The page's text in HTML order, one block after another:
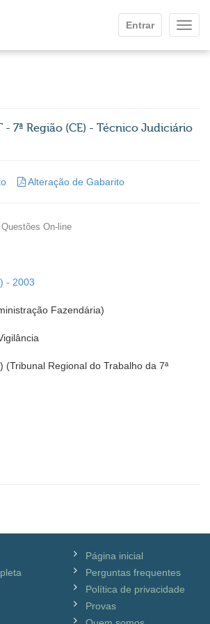
Entrar
- 7ª Região (CE) - Técnico Judiciário
Alteração de Gabarito
Questões On-line
- 2003
Fazendária)
(Tribunal Regional do Trabalho da 7ª
Página inicial
Perguntas frequentes
Política de privacidade
Provas